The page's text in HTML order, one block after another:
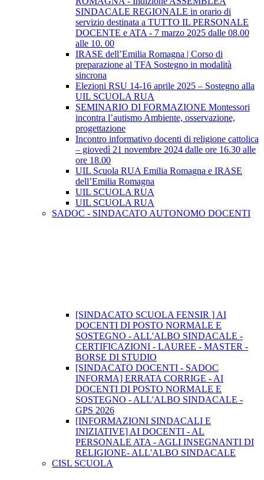
SINDACALE REGIONALE in orario di
servizio destinata a TUTTO IL PERSONALE
DOCENTE e ATA - 7 marzo 2025 dalle 08.00
alle 10. 00
IRASE dell’Emilia Romagna | Corso di
preparazione al TFA Sostegno in modalità
sincrona
Elezioni RSU 14-16 aprile 2025 – Sostegno alla
UIL SCUOLA RUA
SEMINARIO DI FORMAZIONE Montessori
incontra l’autismo Ambiente, osservazione,
progettazione
Incontro informativo docenti di religione cattolica
– giovedì 21 novembre 2024 dalle ore 16.30 alle
ore 18.00
UIL Scuola RUA Emilia Romagna e IRASE
dell’Emilia Romagna
UIL SCUOLA RUA
UIL SCUOLA RUA
SADOC - SINDACATO AUTONOMO DOCENTI
[SINDACATO SCUOLA FENSIR ] AI
DOCENTI DI POSTO NORMALE E
SOSTEGNO - ALL'ALBO SINDACALE -
CERTIFICAZIONI - LAUREE - MASTER -
BORSE DI STUDIO
[SINDACATO DOCENTI - SADOC
INFORMA] ERRATA CORRIGE - AI
DOCENTI DI POSTO NORMALE E
SOSTEGNO - ALL'ALBO SINDACALE -
GPS 2026
[INFORMAZIONI SINDACALI E
INIZIATIVE] AI DOCENTI - AL
PERSONALE ATA - AGLI INSEGNANTI DI
RELIGIONE- ALL'ALBO SINDACALE
CISL SCUOLA